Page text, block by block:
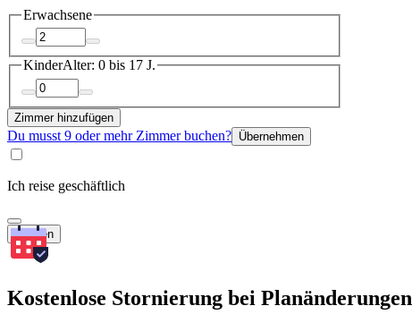
Erwachsene
KinderAlter: 0 bis 17 J.
Zimmer hinzufügen
Du musst 9 oder mehr Zimmer buchen? Übernehmen
Ich reise geschäftlich
Suchen
Kostenlose Stornierung bei Planänderungen